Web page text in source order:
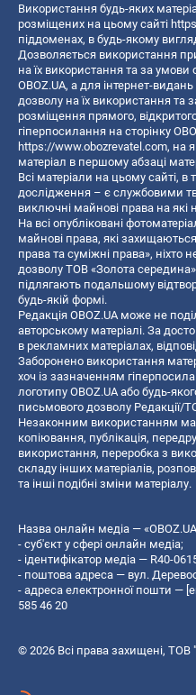
Використання будь-яких
розміщених на цьому сайті
піддоменах, в будь-якому
Дозволяється використання
на їх використання та за
OBOZ.UA, а для інтернет-
дозволу на їх використання та
розміщення прямого,
гіперпосилання на сторінку
https://www.obozrevatel.com, на
матеріал в першому абзаці
Всі матеріали на цьому сайті, в
дослідження – є службовими
виключні майнові права на
На всі опубліковані
майнові права, які
права та суміжні права», ніхто
дозволу ТОВ «Золота
підлягають подальшому
будь-якій формі.
Редакція OBOZ.UA може не
авторському матеріалі. За
в рекламних матеріалах,
Заборонено використання
хоч із зазначенням
логотипу OBOZ.UA або будь-
письмового дозволу Редакції/
Незаконним використанням
копiювання, публiкацiя,
використання, переробка з
складу інших матеріалів,
та інші подібні зміни матеріалу.
Назва онлайн медіа —
- суб'єкт у сфері онлайн медіа;
- ідентифікатор медіа — R40-
- поштова адреса — вул.
- адреса електронної пошти —
585 46 20
© 2026 Всі права захищені, ТОВ